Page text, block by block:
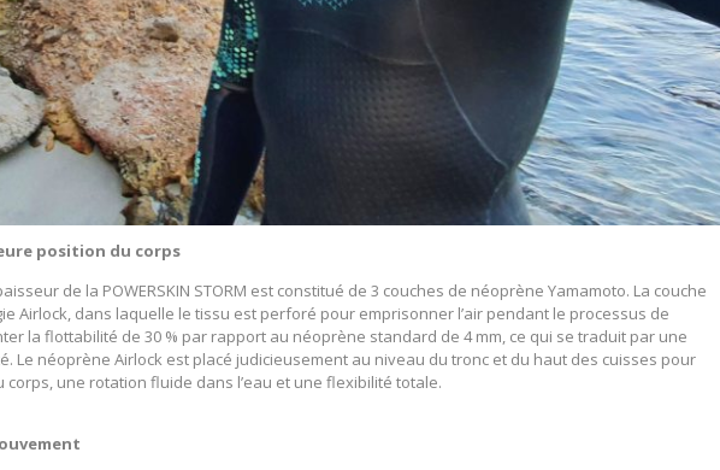
position du corps
de la POWERSKIN STORM est constitué de 3 couches de néoprène Yamamoto. La couche
Airlock, dans laquelle le tissu est perforé pour emprisonner l’air pendant le processus de
la flottabilité de 30 % par rapport au néoprène standard de 4 mm, ce qui se traduit par une
Le néoprène Airlock est placé judicieusement au niveau du tronc et du haut des cuisses pour
une rotation fluide dans l’eau et une flexibilité totale.